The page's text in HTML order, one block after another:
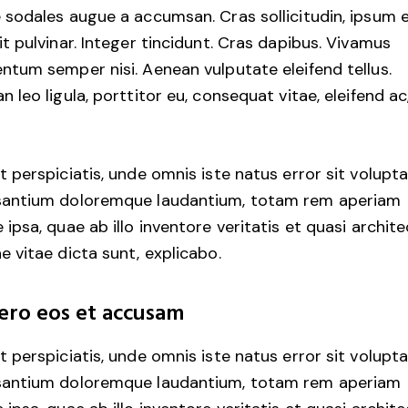
sodales augue a accumsan. Cras sollicitudin, ipsum
pulvinar. Integer tincidunt. Cras dapibus. Vivamus
semper nisi. Aenean vulputate eleifend tellus.
leo ligula, porttitor eu, consequat vitae, eleifend
perspiciatis, unde omnis iste natus error sit
doloremque laudantium, totam rem aperiam
ipsa, quae ab illo inventore veritatis et quasi
vitae dicta sunt, explicabo.
eos et accusam
perspiciatis, unde omnis iste natus error sit
doloremque laudantium, totam rem aperiam